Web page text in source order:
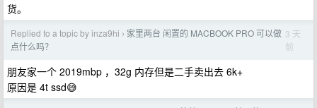
货。
Replied to a topic by inza9hi › 家里两台 闲置的 MACBOOK PRO 可以做
点什么吗？
3 天
前
朋友家一个 2019mbp ，32g 内存但是二手卖出去 6k+
原因是 4t ssd😅